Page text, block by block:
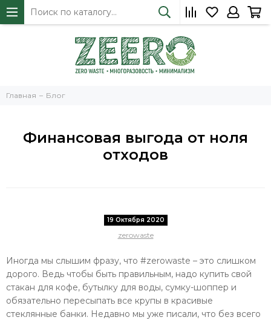
Главная Блог
Финансовая выгода от ноля
отходов
19 Октября 2020
zerowaste
Иногда мы слышим фразу, что #zerowaste – это слишком
дорого. Ведь чтобы быть правильным, надо купить свой
стакан для кофе, бутылку для воды, сумку-шоппер и
обязательно пересыпать все крупы в красивые
стеклянные банки. Недавно мы уже писали, что без всего